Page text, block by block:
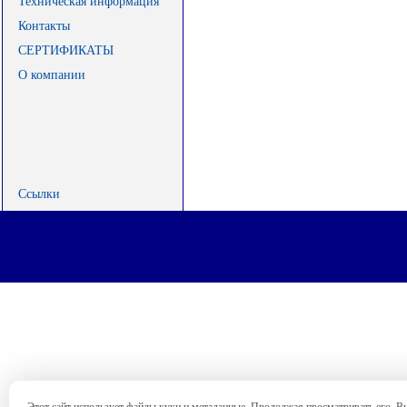
Контакты
СЕРТИФИКАТЫ
О компании
Ссылки